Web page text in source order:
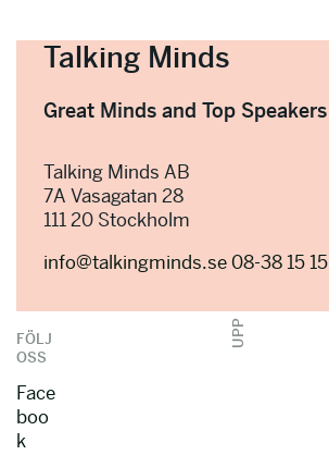
Talking Minds
Great Minds and Top Speakers
Talking Minds AB
7A Vasagatan 28
111 20 Stockholm
info@talkingminds.se08-38 15 15
UPP
FÖLJ
OSS
Face
boo
k